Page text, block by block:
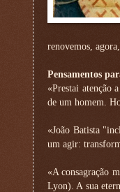
renovemos,
Pensamentos
«Prestai atenção
de um homem.
«João Batista
um agir:
«A consagração
Lyon). A sua